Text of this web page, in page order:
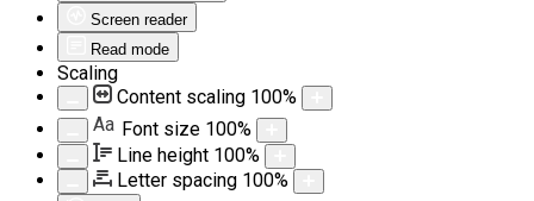
Screen reader
Read mode
Scaling
Content scaling 100%
Aa Font size 100%
Line height 100%
Letter spacing 100%